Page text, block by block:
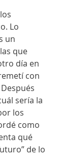
Lo
un
que
día en
con
sería la
los
como
qué
de lo